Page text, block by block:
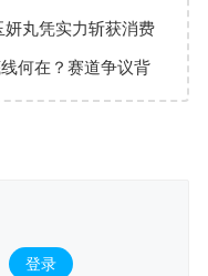
丸凭实力斩获消费
何在？赛道争议背
登录 。